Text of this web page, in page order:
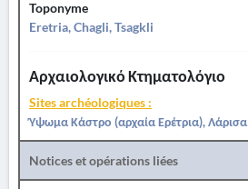
Toponyme
Eretria, Chagli, Tsagkli
Αρχαιολογικό Κτηματολόγιο
Sites archéologiques :
Ύψωμα Κάστρο (αρχαία Ερέτρια), Λάρισα
Notices et opérations liées